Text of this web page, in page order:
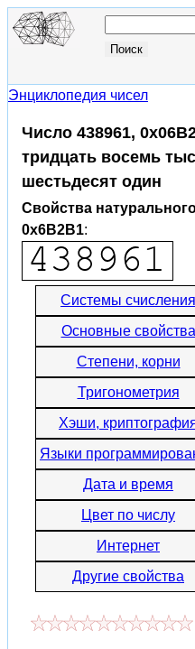
Энциклопедия чисел
Число 438961,
тридцать восемь
шестьдесят один
Свойства
0x6B2B1:
Системы счисления
Основные свойства
Степени, корни
Тригонометрия
Хэши,
Языки
Дата и время
Цвет по числу
Интернет
Другие свойства